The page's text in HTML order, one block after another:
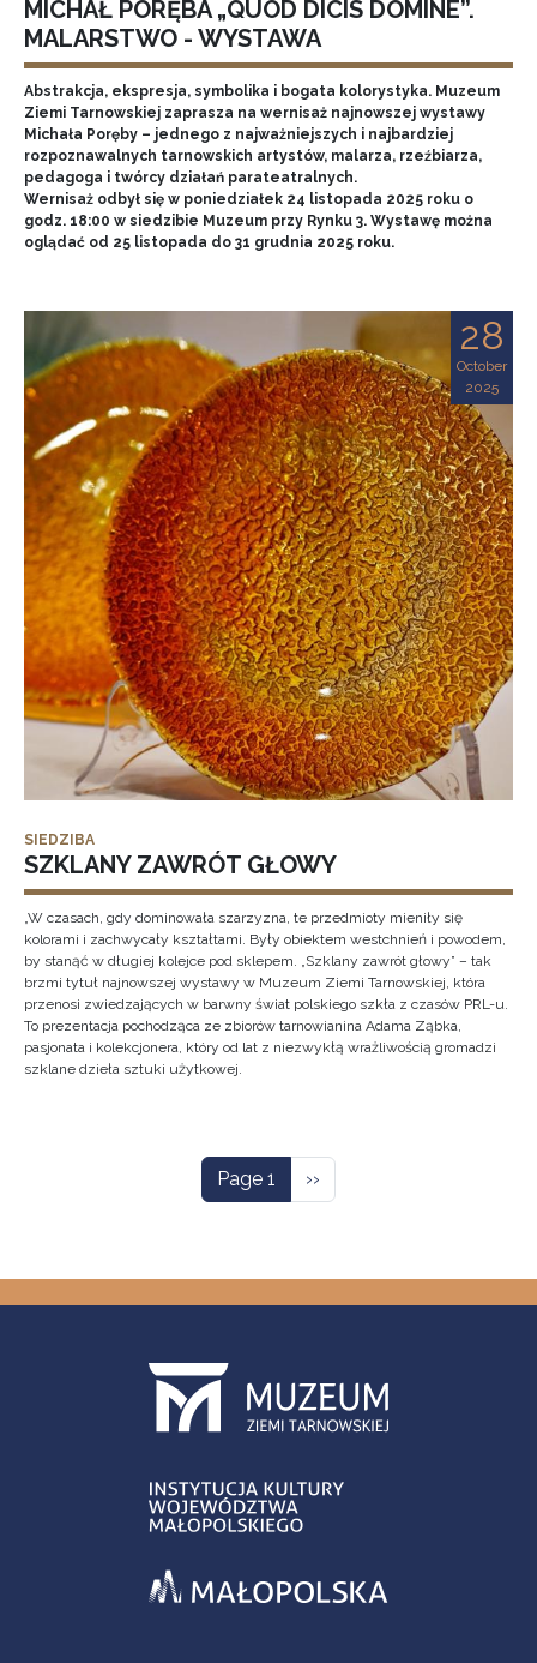
MICHAŁ PORĘBA „QUOD DICIS DOMINE”.
MALARSTWO - WYSTAWA
Abstrakcja, ekspresja, symbolika i bogata kolorystyka. Muzeum
Ziemi Tarnowskiej zaprasza na wernisaż najnowszej wystawy
Michała Poręby – jednego z najważniejszych i najbardziej
rozpoznawalnych tarnowskich artystów, malarza, rzeźbiarza,
pedagoga i twórcy działań parateatralnych.
Wernisaż odbył się w poniedziałek 24 listopada 2025 roku o
godz. 18:00 w siedzibie Muzeum przy Rynku 3. Wystawę można
oglądać od 25 listopada do 31 grudnia 2025 roku.
28
October
2025
SIEDZIBA
SZKLANY ZAWRÓT GŁOWY
„W czasach, gdy dominowała szarzyzna, te przedmioty mieniły się
kolorami i zachwycały kształtami. Były obiektem westchnień i powodem,
by stanąć w długiej kolejce pod sklepem. „Szklany zawrót głowy” – tak
brzmi tytuł najnowszej wystawy w Muzeum Ziemi Tarnowskiej, która
przenosi zwiedzających w barwny świat polskiego szkła z czasów PRL-u.
To prezentacja pochodząca ze zbiorów tarnowianina Adama Ząbka,
pasjonata i kolekcjonera, który od lat z niezwykłą wrażliwością gromadzi
szklane dzieła sztuki użytkowej.
Page 1 Next page
››